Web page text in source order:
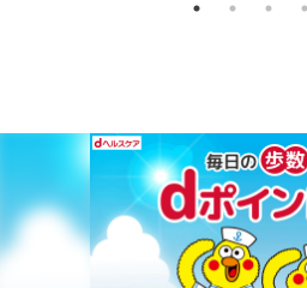
また、[新たな加工食品の原料原産地
了により、商品詳細内に記載の原産国
【お支払いについて】
※送料はお試し費用に含まれておりま
※お支払い方法は、電話料金合算払い
トの利用となります。
1 2 3 4